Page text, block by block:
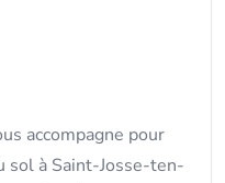
accompagne pour
sol à Saint-Josse-ten-